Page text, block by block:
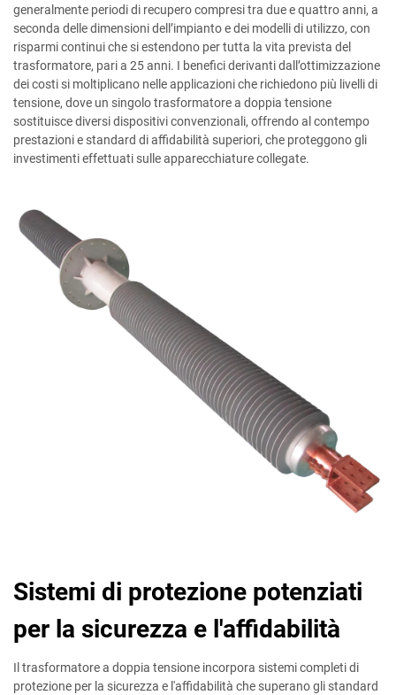
generalmente periodi di recupero compresi tra due e quattro anni, a
seconda delle dimensioni dell’impianto e dei modelli di utilizzo, con
risparmi continui che si estendono per tutta la vita prevista del
trasformatore, pari a 25 anni. I benefici derivanti dall’ottimizzazione
dei costi si moltiplicano nelle applicazioni che richiedono più livelli di
tensione, dove un singolo trasformatore a doppia tensione
sostituisce diversi dispositivi convenzionali, offrendo al contempo
prestazioni e standard di affidabilità superiori, che proteggono gli
investimenti effettuati sulle apparecchiature collegate.
Sistemi di protezione potenziati
per la sicurezza e l'affidabilità
Il trasformatore a doppia tensione incorpora sistemi completi di
protezione per la sicurezza e l'affidabilità che superano gli standard